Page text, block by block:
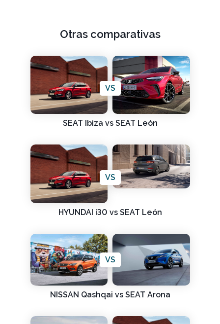
Otras comparativas
VS
SEAT Ibiza vs SEAT León
VS
HYUNDAI i30 vs SEAT León
VS
NISSAN Qashqai vs SEAT Arona